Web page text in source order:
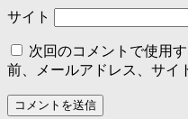
サイト
次回のコメントで使用
前、メールアドレス、サイ